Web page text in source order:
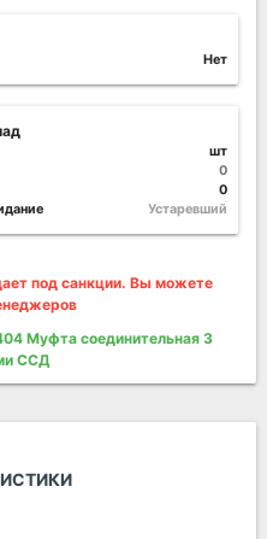
Нет
шт
0
0
Устаревший
под санкции. Вы можете
Муфта соединительная 3
ССД